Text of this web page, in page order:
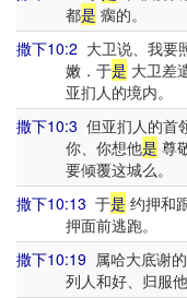
都是 瘸的。
撒下10:2 大卫说、我要
嫩．于是 大卫差
亚扪人的境内。
撒下10:3 但亚扪人的首
你、你想他是 尊
要倾覆这城么。
撒下10:13 于是 约押和
押面前逃跑。
撒下10:19 属哈大底谢
列人和好、归服